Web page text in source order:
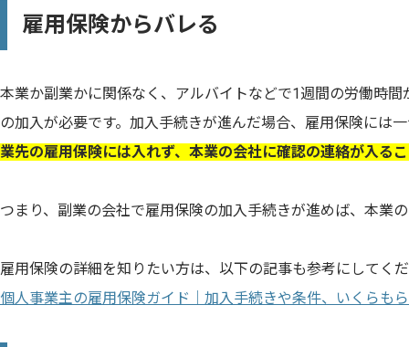
雇用保険からバレる
本業か副業かに関係なく、アルバイトなどで1週間の労働時
の加入が必要です。加入手続きが進んだ場合、雇用保険には
業先の雇用保険には入れず、本業の会社に確認の連絡が入る
つまり、副業の会社で雇用保険の加入手続きが進めば、本業
雇用保険の詳細を知りたい方は、以下の記事も参考にしてく
個人事業主の雇用保険ガイド｜加入手続きや条件、いくらも